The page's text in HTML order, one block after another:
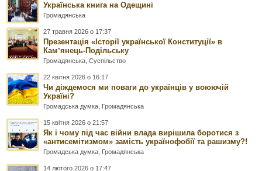
Українська книга на Одещині
Громадянська
27 травня 2026 о 17:37
Презентація «Історії української Конституції» в
Камʼянець-Подільську
Громадянська ,Суспільство
22 квітня 2026 о 16:17
Чи діждемося ми поваги до українців у воюючій
Україні?
Громадська думка Громадянська
15 квітня 2026 о 21:57
Як і чому під час війни влада вирішила боротися з
«антисемітизмом» замість українофобії та рашизму?!
Громадська думка Громадянська
14 лютого 2026 о 17:47